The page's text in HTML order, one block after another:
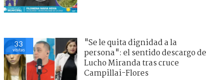
33
visitas
"Se le quita dignidad a la
persona": el sentido descargo de
Lucho Miranda tras cruce
Campillai-Flores